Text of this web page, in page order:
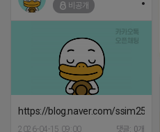
비공개
https://blog.naver.com/
2026-04-15 09:00 댓글: 0개